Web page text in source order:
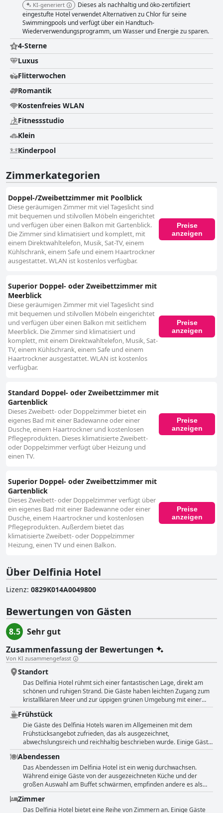
KI-generiert
Dieses als nachhaltig und öko-zertifiziert
eingestufte Hotel verwendet Alternativen zu Chlor für seine
Swimmingpools und verfügt über ein Handtuch-
Wiederverwendungsprogramm, um Wasser und Energie zu sparen.
4-Sterne
Luxus
Flitterwochen
Romantik
Kostenfreies WLAN
Fitnessstudio
Klein
Kinderpool
Zimmerkategorien
Doppel-/Zweibettzimmer mit Poolblick
Diese geräumigen Zimmer mit viel Tageslicht sind
mit bequemen und stilvollen Möbeln eingerichtet
und verfügen über einen Balkon mit Gartenblick.
Die Zimmer sind klimatisiert und komplett, mit
einem Direktwahltelefon, Musik, Sat-TV, einem
Kühlschrank, einem Safe und einem Haartrockner
ausgestattet. WLAN ist kostenlos verfügbar.
Preise
anzeigen
Superior Doppel- oder Zweibettzimmer mit
Meerblick
Diese geräumigen Zimmer mit viel Tageslicht sind
mit bequemen und stilvollen Möbeln eingerichtet
und verfügen über einen Balkon mit seitlichem
Meerblick. Die Zimmer sind klimatisiert und
komplett, mit einem Direktwahltelefon, Musik, Sat-
TV, einem Kühlschrank, einem Safe und einem
Haartrockner ausgestattet. WLAN ist kostenlos
verfügbar.
Preise
anzeigen
Standard Doppel- oder Zweibettzimmer mit
Gartenblick
Dieses Zweibett- oder Doppelzimmer bietet ein
eigenes Bad mit einer Badewanne oder einer
Dusche, einem Haartrockner und kostenlosen
Pflegeprodukten. Dieses klimatisierte Zweibett-
oder Doppelzimmer verfügt über Heizung und
einen TV.
Preise
anzeigen
Superior Doppel- oder Zweibettzimmer mit
Gartenblick
Dieses Zweibett- oder Doppelzimmer verfügt über
ein eigenes Bad mit einer Badewanne oder einer
Dusche, einem Haartrockner und kostenlosen
Pflegeprodukten. Außerdem bietet das
klimatisierte Zweibett- oder Doppelzimmer
Heizung, einen TV und einen Balkon.
Preise
anzeigen
Über Delfinia Hotel
Lizenz: 0829K014A0049800
Bewertungen von Gästen
8.5
Sehr gut
Zusammenfassung der Bewertungen
Von KI zusammengefasst
Standort
Das Delfinia Hotel rühmt sich einer fantastischen Lage, direkt am
schönen und ruhigen Strand. Die Gäste haben leichten Zugang zum
kristallklaren Meer und zur üppigen grünen Umgebung mit einer
Grasfläche, die in den preisgekrönten Strand des Hotels mündet.
Das Hotel verfügt über eine große Parkanlage mit Privatparkplätzen
und einem Tennisplatz. Restaurants und Tavernen sind zu Fuß
erreichbar, und das Hotel liegt günstig an der Straße, die den
Flughafen Kerkyra mit der Ostküste von Korfu verbindet. Obwohl das
Delfinia nicht für Inselerkundungen geeignet ist, bietet es einen
ruhigen Privatstrand, einen großen Pool und schöne Gärten. Der
direkte Zugang des Hotels zum Strand bietet einen traumhaften
Blick auf die Küste.
Frühstück
Die Gäste des Delfinia Hotels waren im Allgemeinen mit dem
Frühstücksangebot zufrieden, das als ausgezeichnet,
abwechslungsreich und reichhaltig beschrieben wurde. Einige Gäste
bemerkten, dass das Essen angemessen, aber unspektakulär war,
mit einer großen Auswahl an Gerichten und einer schönen Auswahl
an Süßigkeiten. Auch Vegetarier waren mit dem Frühstücksangebot
zufrieden, da sie die Möglichkeit hatten, verschiedene Gerichte zu
kombinieren. Einige Gäste bemängelten jedoch, dass die Kaffee- und
Saftauswahl unzureichend war, und es gab einige Beschwerden über
die allgemeine Qualität und Monotonie des Frühstücksbuffets.
Nichtsdestotrotz beeindruckte das Hotel im Allgemeinen die Gäste
Abendessen
Das Abendessen im Delfinia Hotel ist ein wenig durchwachsen.
Während einige Gäste von der ausgezeichneten Küche und der
großen Auswahl am Buffet schwärmen, empfinden andere es als
eintönig und unspektakulär. Das Restaurant selbst wird als
kantinenähnlich beschrieben, mit einer hektischen Atmosphäre und
glanzlosem Service. Viele Gäste berichten, dass vor allem
Zimmer
Das Delfinia Hotel bietet eine Reihe von Zimmern an. Einige Gäste